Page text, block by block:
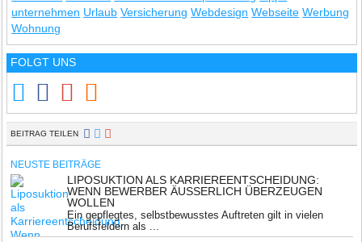
unternehmen Urlaub Versicherung Webdesign Webseite Werbung
Wohnung
FOLGT UNS
BEITRAG TEILEN
NEUSTE BEITRÄGE
LIPOSUKTION ALS KARRIEREENTSCHEIDUNG:
WENN BEWERBER ÄUSSERLICH ÜBERZEUGEN W
OLLEN
Ein gepflegtes, selbstbewusstes Auftreten gilt in vielen
Berufsfeldern als ...